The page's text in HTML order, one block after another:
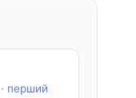
перший